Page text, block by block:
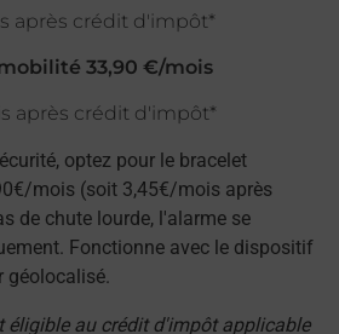
après crédit d'impôt*
33,90 €/mois
après crédit d'impôt*
optez pour le bracelet
mois (soit 3,45€/mois après
de chute lourde, l'alarme se
Fonctionne avec le dispositif
géolocalisé.
éligible au crédit d'impôt applicable